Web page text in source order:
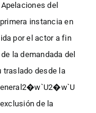
del
instancia en
por el actor a fin
la demandada del
traslado desde la
de la